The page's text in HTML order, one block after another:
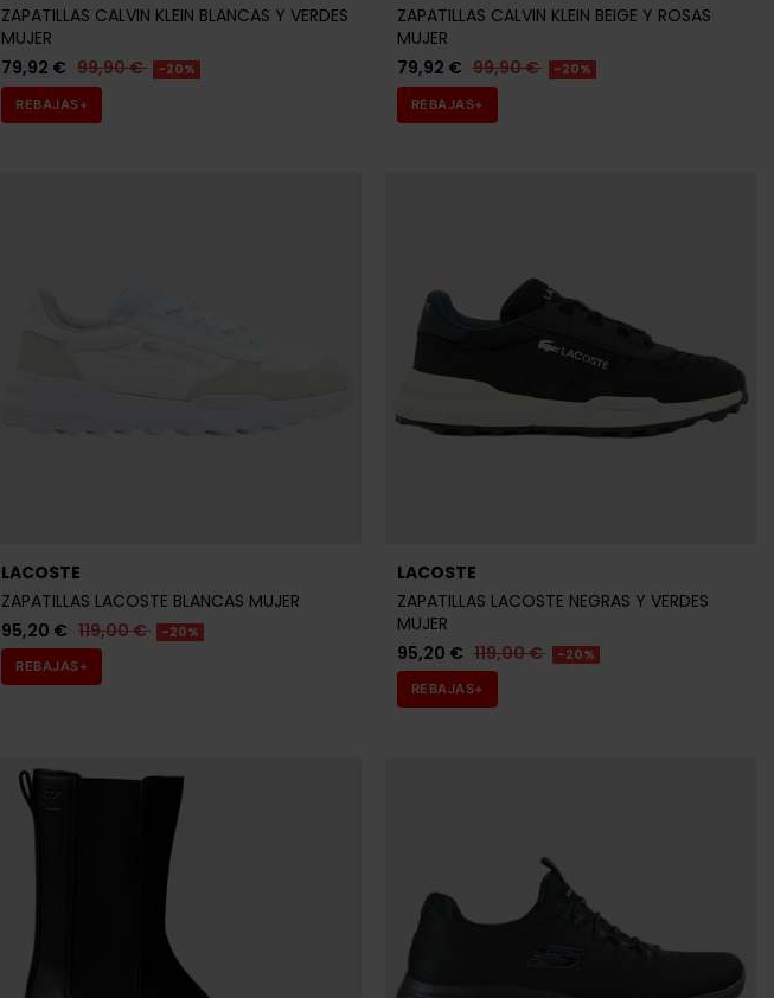
ZAPATILLAS CALVIN KLEIN BLANCAS Y VERDES
MUJER
79,92 € 99,90 € -20%
REBAJAS+
ZAPATILLAS CALVIN KLEIN BEIGE Y ROSAS
MUJER
79,92 € 99,90 € -20%
REBAJAS+
LACOSTE
ZAPATILLAS LACOSTE BLANCAS MUJER
95,20 € 119,00 € -20%
REBAJAS+
LACOSTE
ZAPATILLAS LACOSTE NEGRAS Y VERDES
MUJER
95,20 € 119,00 € -20%
REBAJAS+